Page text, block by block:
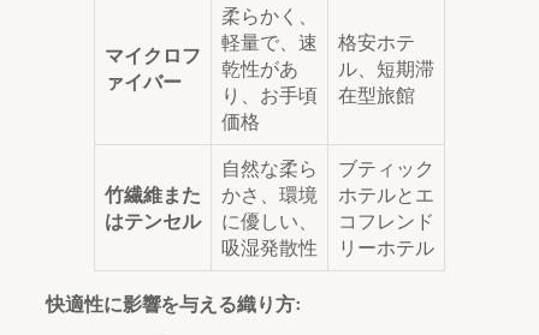
マイクロフ
ァイバー
柔らかく、
軽量で、速
乾性があ
り、お手頃
価格
格安ホテ
ル、短期滞
在型旅館
竹繊維また
はテンセル
自然な柔ら
かさ、環境
に優しい、
吸湿発散性
ブティック
ホテルとエ
コフレンド
リーホテル
快適性に影響を与える織り方: